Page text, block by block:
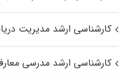
کارشناسی ارشد مدیریت
کارشناسی ارشد مدرسی